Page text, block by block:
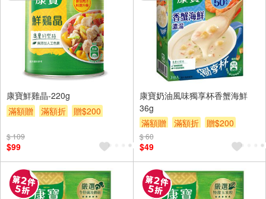
康寶鮮雞晶-220g
滿額贈
滿額折 贈$200
$ 109
$99
康寶奶油風味獨享杯香蟹海鮮
36g
滿額贈
滿額折 贈$200
$ 60
$49